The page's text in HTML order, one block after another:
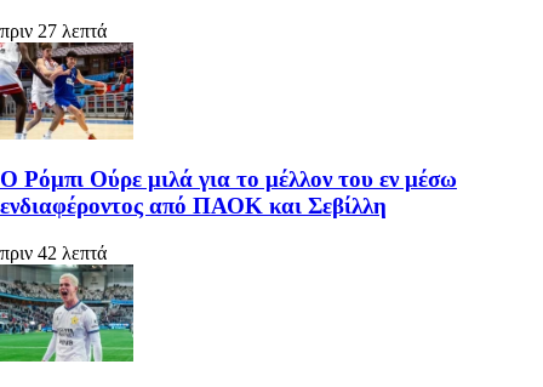
πριν 27 λεπτά
Ο Ρόμπι Ούρε μιλά για το μέλλον του εν μέσω
ενδιαφέροντος από ΠΑΟΚ και Σεβίλλη
πριν 42 λεπτά